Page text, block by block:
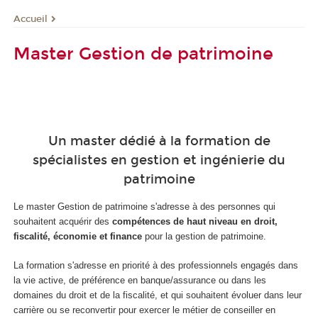
Accueil
Master Gestion de patrimoine
Un master dédié à la formation de
spécialistes en gestion et ingénierie du
patrimoine
Le master Gestion de patrimoine s'adresse à des personnes qui
souhaitent acquérir des compétences de haut niveau en droit,
fiscalité, économie et finance pour la gestion de patrimoine.
La formation s'adresse en priorité à des professionnels engagés dans
la vie active, de préférence en banque/assurance ou dans les
domaines du droit et de la fiscalité, et qui souhaitent évoluer dans leur
carrière ou se reconvertir pour exercer le métier de conseiller en